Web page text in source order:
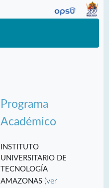
Programa
Académico
INSTITUTO
UNIVERSITARIO DE
TECNOLOGÍA
AMAZONAS(ver